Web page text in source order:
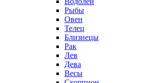
Рыбы
Овен
Телец
Близнецы
Рак
Лев
Дева
Весы